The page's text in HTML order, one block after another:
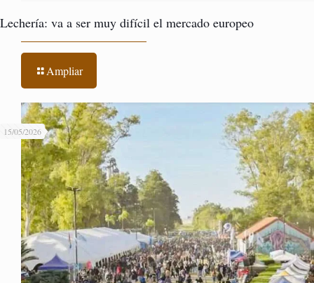
Lechería: va a ser muy difícil el mercado europeo
Ampliar
15/05/2026